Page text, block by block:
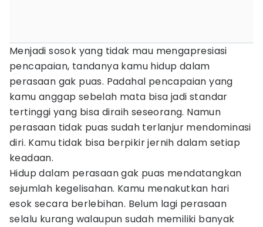
Menjadi sosok yang tidak mau mengapresiasi
pencapaian, tandanya kamu hidup dalam
perasaan gak puas. Padahal pencapaian yang
kamu anggap sebelah mata bisa jadi standar
tertinggi yang bisa diraih seseorang. Namun
perasaan tidak puas sudah terlanjur mendominasi
diri. Kamu tidak bisa berpikir jernih dalam setiap
keadaan.
Hidup dalam perasaan gak puas mendatangkan
sejumlah kegelisahan. Kamu menakutkan hari
esok secara berlebihan. Belum lagi perasaan
selalu kurang walaupun sudah memiliki banyak